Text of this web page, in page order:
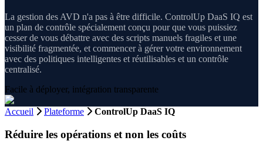
La gestion des AVD n'a pas à être difficile. ControlUp DaaS IQ est
un plan de contrôle spécialement conçu pour que vous puissiez
cesser de vous débattre avec des scripts manuels fragiles et une
visibilité fragmentée, et commencer à gérer votre environnement
avec des politiques intelligentes et réutilisables et un contrôle
centralisé.
Facile à déployer, intégration transparente
Accueil Plateforme ControlUp DaaS IQ
Réduire les opérations et non les coûts